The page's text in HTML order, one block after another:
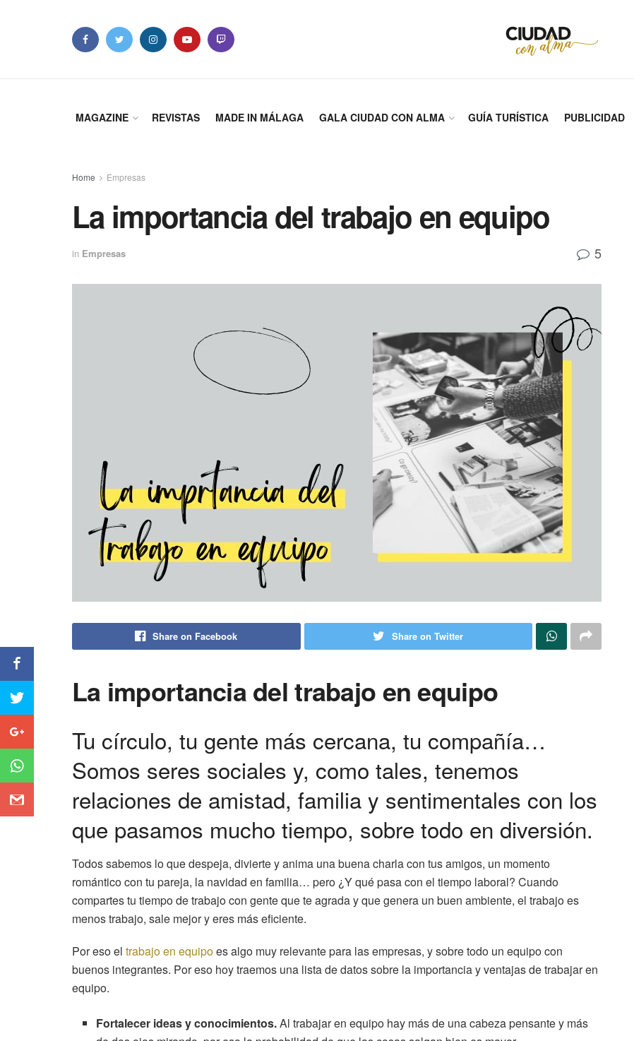
MAGAZINE REVISTAS MADE IN MÁLAGA GALA CIUDAD CON ALMA GUÍA TURÍSTICA PUBLICIDAD
Home Empresas
La importancia del trabajo en equipo
in Empresas 5
Share on Facebook Share on Twitter
La importancia del trabajo en equipo
Tu círculo, tu gente más cercana, tu compañía…
Somos seres sociales y, como tales, tenemos
relaciones de amistad, familia y sentimentales con los
que pasamos mucho tiempo, sobre todo en diversión.
Todos sabemos lo que despeja, divierte y anima una buena charla con tus amigos, un momento
romántico con tu pareja, la navidad en familia… pero ¿Y qué pasa con el tiempo laboral? Cuando
compartes tu tiempo de trabajo con gente que te agrada y que genera un buen ambiente, el trabajo es
menos trabajo, sale mejor y eres más eficiente.
Por eso el trabajo en equipoes algo muy relevante para las empresas, y sobre todo un equipo con
buenos integrantes. Por eso hoy traemos una lista de datos sobre la importancia y ventajas de trabajar en
equipo.
Fortalecer ideas y conocimientos.Al trabajar en equipo hay más de una cabeza pensante y más